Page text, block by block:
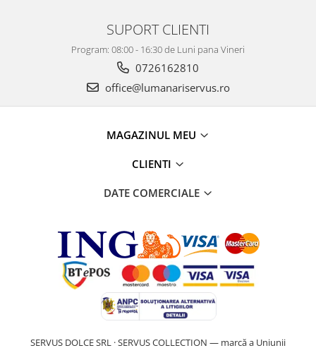
SUPORT CLIENTI
Program: 08:00 - 16:30 de Luni pana Vineri
0726162810
office@lumanariservus.ro
MAGAZINUL MEU
CLIENTI
DATE COMERCIALE
SERVUS DOLCE SRL · SERVUS COLLECTION — marcă a Uniunii